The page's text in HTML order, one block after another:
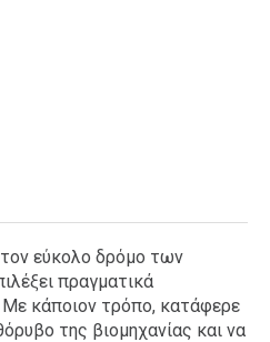
εύκολο δρόμο των
πραγματικά
Με κάποιον τρόπο, κατάφερε
της βιομηχανίας και να